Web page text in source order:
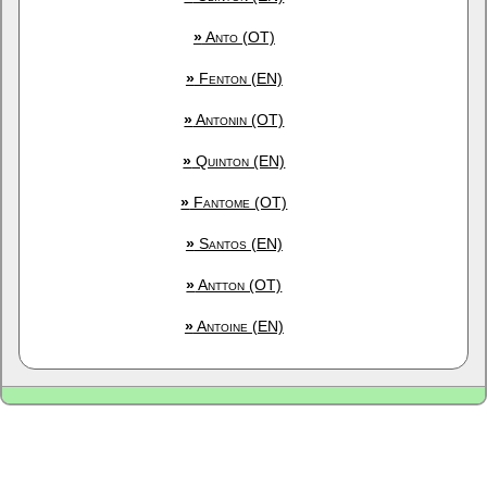
»Anto (OT)
»Fenton (EN)
»Antonin (OT)
» Quinton (EN)
» Fantome (OT)
»Santos (EN)
»Antton (OT)
»Antoine (EN)